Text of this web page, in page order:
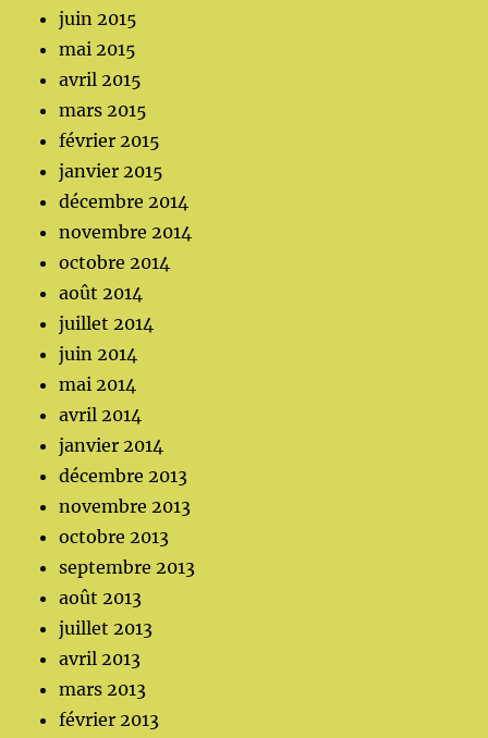
juin 2015
mai 2015
avril 2015
mars 2015
février 2015
janvier 2015
décembre 2014
novembre 2014
octobre 2014
août 2014
juillet 2014
juin 2014
mai 2014
avril 2014
janvier 2014
décembre 2013
novembre 2013
octobre 2013
septembre 2013
août 2013
juillet 2013
avril 2013
mars 2013
février 2013